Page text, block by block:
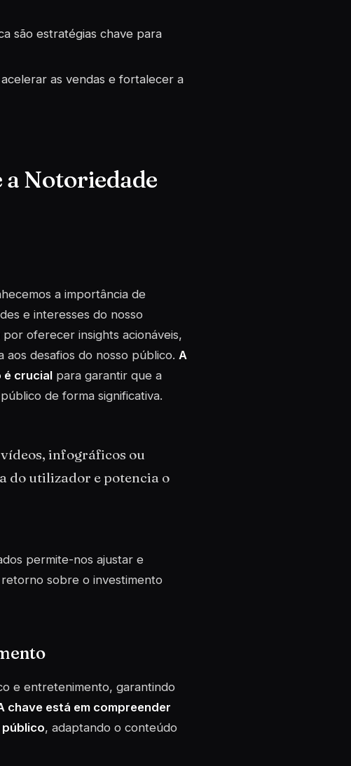
são estratégias chave para
as vendas e fortalecer a
a Notoriedade
a importância de
e interesses do nosso
oferecer insights acionáveis,
desafios do nosso público. A
é crucialpara garantir que a
de forma significativa.
infográficos ou
do utilizador e potencia o
permite-nos ajustar e
sobre o investimento
e entretenimento, garantindo
chave está em compreender
público, adaptando o conteúdo